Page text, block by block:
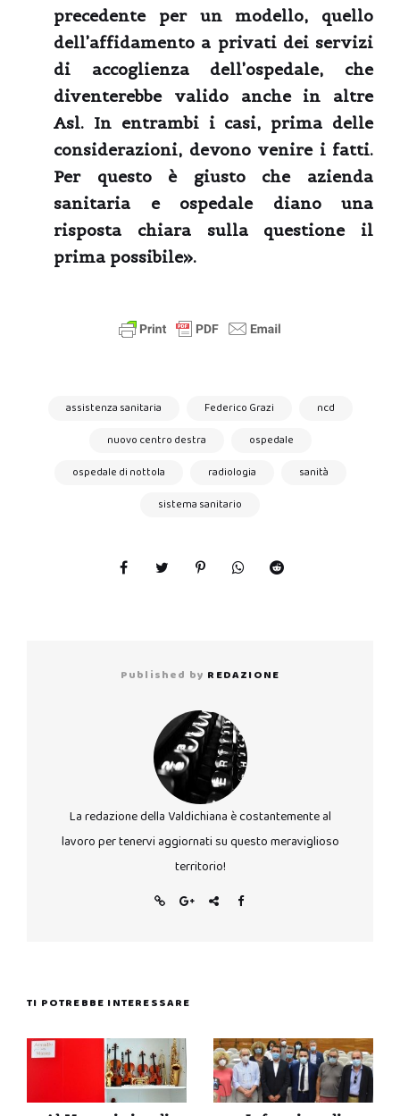
precedente per un modello, quello
dell’affidamento a privati dei servizi
di accoglienza dell’ospedale, che
diventerebbe valido anche in altre
Asl. In entrambi i casi, prima delle
considerazioni, devono venire i fatti.
Per questo è giusto che azienda
sanitaria e ospedale diano una
risposta chiara sulla questione il
prima possibile».
assistenza sanitaria Federico Grazi
ncd
nuovo centro destra
ospedale
ospedale di nottola
radiologia
sanità
sistema sanitario
Published by REDAZIONE
La redazione della Valdichiana è costantemente al
lavoro per tenervi aggiornati su questo meraviglioso
territorio!
TI POTREBBE INTERESSARE